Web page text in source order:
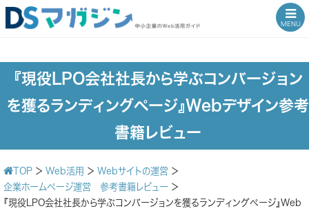
MENU
『現役LPO会社社長から学ぶコンバージョン
を獲るランディングページ』Webデザイン参考
書籍レビュー
TOP ＞ Web活用 ＞ Webサイトの運営 ＞
企業ホームページ運営 参考書籍レビュー ＞
『現役LPO会社社長から学ぶコンバージョンを獲るランディングページ』Web